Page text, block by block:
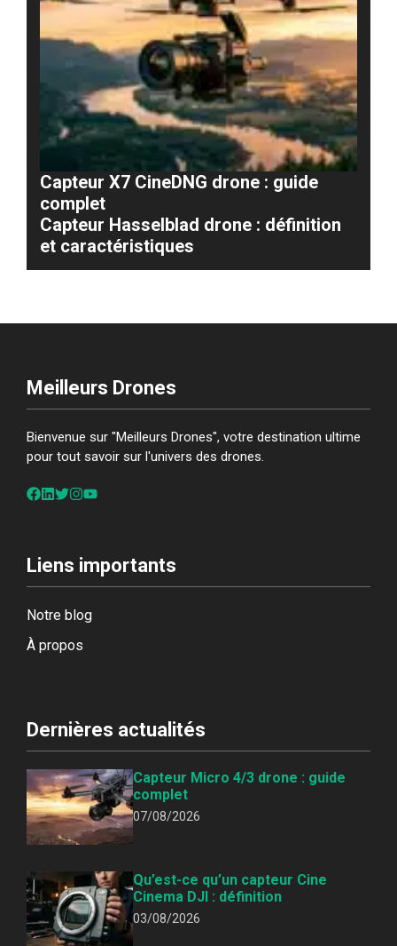
Capteur X7 CineDNG drone : guide
complet
Capteur Hasselblad drone : définition
et caractéristiques
Meilleurs Drones
Bienvenue sur "Meilleurs Drones", votre destination ultime
pour tout savoir sur l'univers des drones.
Liens importants
Notre blog
À propos
Dernières actualités
Capteur Micro 4/3 drone : guide
complet
07/08/2026
Qu’est-ce qu’un capteur Cine
Cinema DJI : définition
03/08/2026